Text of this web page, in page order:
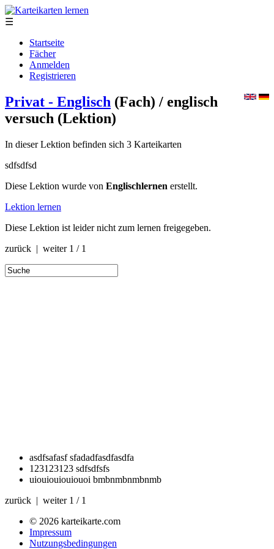
☰
Startseite
Fächer
Anmelden
Registrieren
Privat - Englisch (Fach) / englisch
versuch (Lektion)
In dieser Lektion befinden sich 3 Karteikarten
sdfsdfsd
Diese Lektion wurde von Englischlernen erstellt.
Lektion lernen
Diese Lektion ist leider nicht zum lernen freigegeben.
zurück | weiter 1 / 1
asdfsafasfsfadadfasdfasdfa
123123123 sdfsdfsfs
uiouiouiouiouoi bmbnmbnmbnmb
zurück | weiter 1 / 1
© 2026 karteikarte.com
Impressum
Nutzungsbedingungen